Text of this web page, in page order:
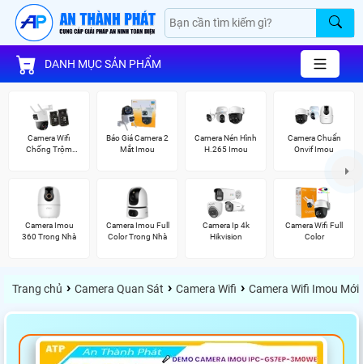
DANH MỤC SẢN PHẨM
Camera Wifi
Chống Trộm
Báo Giá Camera 2
Mắt Imou
Camera Nén Hình
H.265 Imou
Camera Chuẩn
Onvif Imou
Camera Imou
360 Trong Nhà
Camera Imou Full
Color Trong Nhà
Camera Ip 4k
Hikvision
Camera Wifi Full
Color
Trang chủ › Camera Quan Sát › Camera Wifi › Camera Wifi Imou Mới